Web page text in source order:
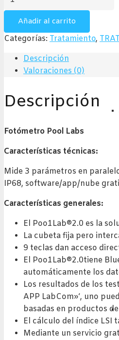
POOL
LAB
2.0
cantidad
Añadir al carrito
Categorías: Tratamiento,
Descripción
Valoraciones (0)
Descripción
Fotómetro Pool Labs
Características técnicas:
Mide 3 parámetros en
IP68, software/app/nube
Características generales:
El Poo1Lab®2.0 es la
La cubeta fija pero
9 teclas dan acceso
El Poo1Lab®2.0tiene
automáticamente los
Los resultados de los
APP LabCom»‘, uno
basadas en productos
El cálculo del índice LSI
Mediante un servicio